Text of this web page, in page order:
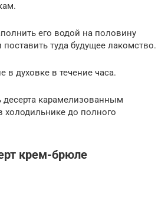
его водой на половину
туда будущее лакомство.
в духовке в течение часа.
десерта карамелизованным
холодильнике до полного
крем-брюле